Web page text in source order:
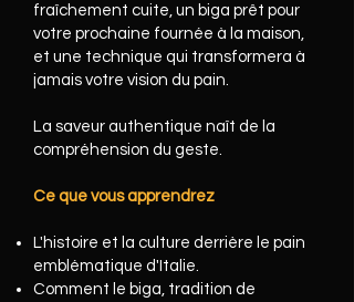
fraîchement cuite, un biga prêt pour
votre prochaine fournée à la maison,
et une technique qui transformera à
jamais votre vision du pain.
La saveur authentique naît de la
compréhension du geste.
Ce que vous apprendrez
L'histoire et la culture derrière le pain
emblématique d'Italie.
Comment le biga, tradition de